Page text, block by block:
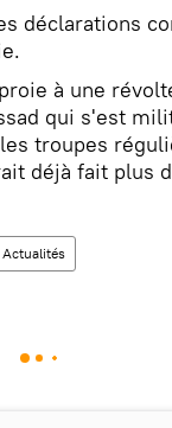
déclarations
à une
qui s'est
troupes
déjà fait plus
Actualités